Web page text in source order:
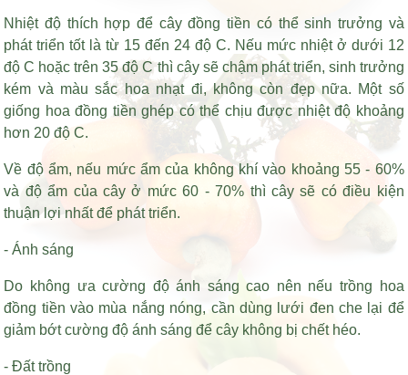
Nhiệt độ thích hợp để cây đồng tiền có thể sinh trưởng và
phát triển tốt là từ 15 đến 24 độ C. Nếu mức nhiệt ở dưới 12
độ C hoặc trên 35 độ C thì cây sẽ chậm phát triển, sinh trưởng
kém và màu sắc hoa nhạt đi, không còn đẹp nữa. Một số
giống hoa đồng tiền ghép có thể chịu được nhiệt độ khoảng
hơn 20 độ C.
Về độ ẩm, nếu mức ẩm của không khí vào khoảng 55 - 60%
và độ ẩm của cây ở mức 60 - 70% thì cây sẽ có điều kiện
thuận lợi nhất để phát triển.
- Ánh sáng
Do không ưa cường độ ánh sáng cao nên nếu trồng hoa
đồng tiền vào mùa nắng nóng, cần dùng lưới đen che lại để
giảm bớt cường độ ánh sáng để cây không bị chết héo.
- Đất trồng